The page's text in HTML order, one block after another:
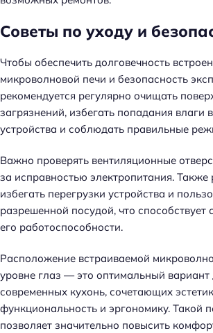
Советы по уходу и
Чтобы обеспечить долговечность
микроволновой печи и безопасность
рекомендуется регулярно очищать
загрязнений, избегать попадания влаги
устройства и соблюдать правильные
Важно проверять вентиляционные
за исправностью электропитания. Также
избегать перегрузки устройства и
разрешенной посудой, что способствует
его работоспособности.
Расположение встраиваемой
уровне глаз — это оптимальный вариант
современных кухонь, сочетающих
функциональность и эргономику. Такой
позволяет значительно повысить